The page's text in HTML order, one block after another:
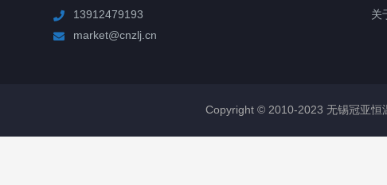
13912479193
market@cnzlj.cn
关
Copyright © 2010-2023 无锡冠亚恒